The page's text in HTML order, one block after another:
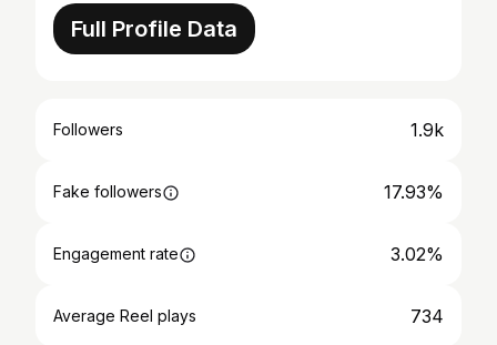
Full Profile Data
Followers 1.9k
Fake followers 17.93%
Engagement rate 3.02%
Average Reel plays 734